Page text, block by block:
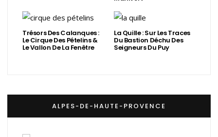
Trésors Des Calanques :
Le Cirque Des Pételins &
Le Vallon De La Fenêtre
La Quille : Sur Les Traces
Du Bastion Déchu Des
Seigneurs Du Puy
ALPES-DE-HAUTE-PROVENCE